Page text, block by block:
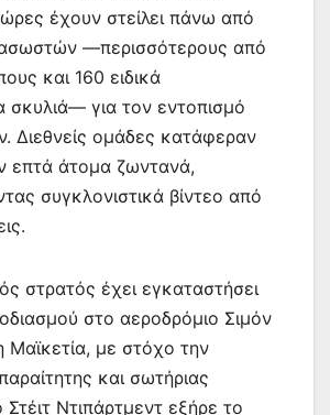
έχουν στείλει πάνω από
—περισσότερους από
και 160 ειδικά
σκυλιά— για τον εντοπισμό
Διεθνείς ομάδες κατάφεραν
επτά άτομα ζωντανά,
συγκλονιστικά βίντεο από
στρατός έχει εγκαταστήσει
στο αεροδρόμιο Σιμόν
Μαϊκετία, με στόχο την
και σωτήριας
Στέιτ Ντιπάρτμεντ εξήρε το